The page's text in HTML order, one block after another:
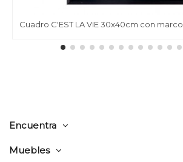
Cuadro C'EST LA VIE 30x40cm con marco
Encuentra
Muebles